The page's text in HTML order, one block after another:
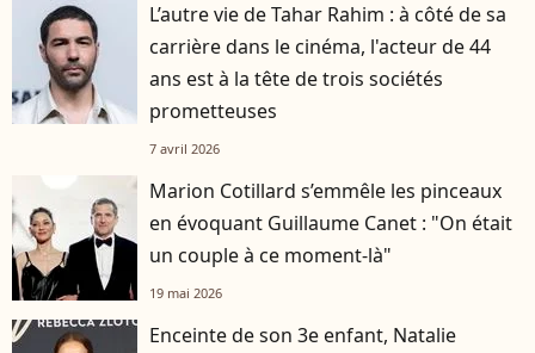
L’autre vie de Tahar Rahim : à côté de sa
carrière dans le cinéma, l'acteur de 44
ans est à la tête de trois sociétés
prometteuses
7 avril 2026
Marion Cotillard s’emmêle les pinceaux
en évoquant Guillaume Canet : "On était
un couple à ce moment-là"
19 mai 2026
Enceinte de son 3e enfant, Natalie